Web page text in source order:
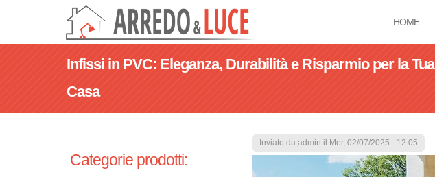
HOME
Infissi in PVC: Eleganza, Durabilità e Risparmio per la Tua
Casa
Categorie prodotti:
Inviato da admin il Mer, 02/07/2025 - 12:05